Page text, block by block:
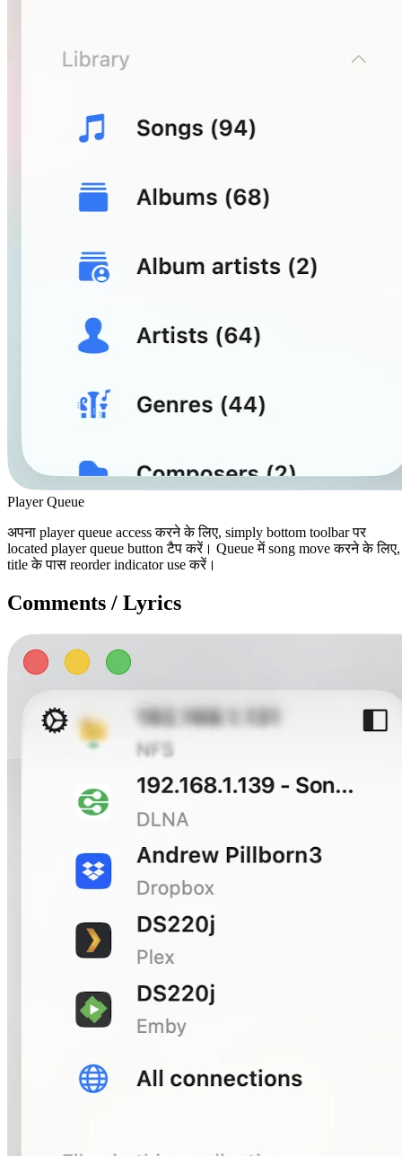
Player Queue
अपना player queue access करने के लिए, simply bottom toolbar पर
located player queue button टैप करें। Queue में song move करने के लिए,
title के पास reorder indicator use करें।
Comments / Lyrics